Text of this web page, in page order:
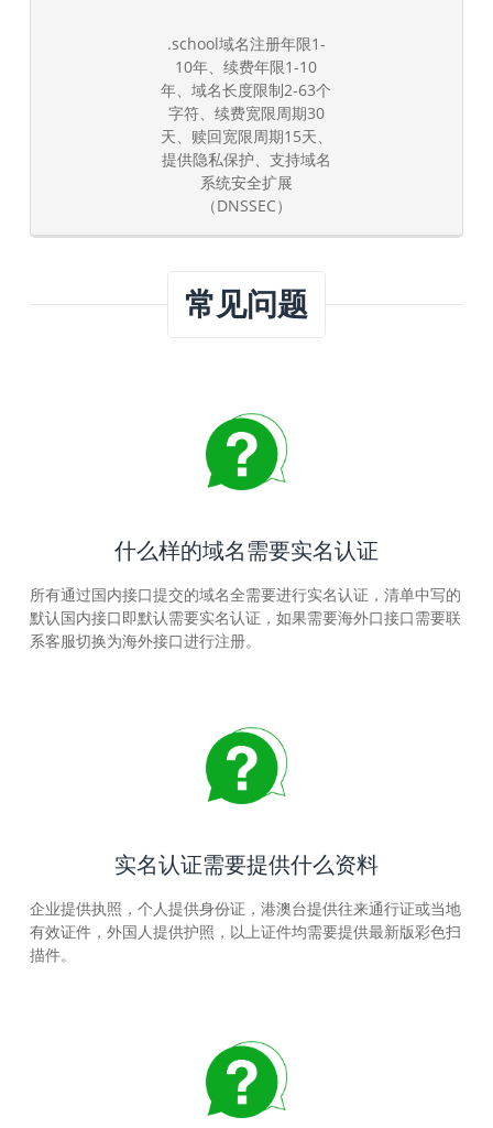
.school域名注册年限1-
10年、续费年限1-10
年、域名长度限制2-63个
字符、续费宽限周期30
天、赎回宽限周期15天、
提供隐私保护、支持域名
系统安全扩展
（DNSSEC）
常见问题
什么样的域名需要实名认证
所有通过国内接口提交的域名全需要进行实名认证，清单中写的
默认国内接口即默认需要实名认证，如果需要海外口接口需要联
系客服切换为海外接口进行注册。
实名认证需要提供什么资料
企业提供执照，个人提供身份证，港澳台提供往来通行证或当地
有效证件，外国人提供护照，以上证件均需要提供最新版彩色扫
描件。